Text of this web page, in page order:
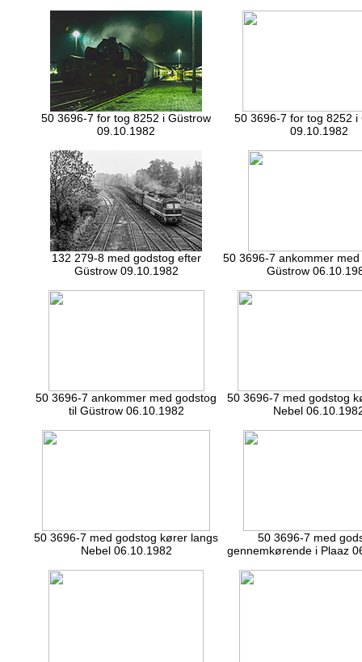
50 3696-7 for tog 8252 i Güstrow
09.10.1982
50 3696-7 for tog 8252 i
09.10.1982
132 279-8 med godstog efter
Güstrow 09.10.1982
50 3696-7 ankommer
Güstrow
50 3696-7 ankommer med godstog
til Güstrow 06.10.1982
50 3696-7 med godstog
Nebel
50 3696-7 med godstog kører langs
Nebel 06.10.1982
50 3696-7 med
gennemkørende i Plaaz